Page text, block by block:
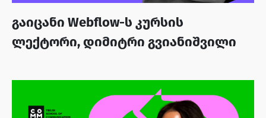
გაიცანი Webflow-ს კურსის
ლექტორი, დიმიტრი გვიანიშვილი